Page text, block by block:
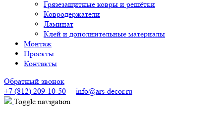
Грязезащитные ковры и решётки
Ковродержатели
Ламинат
Клей и дополнительные материалы
Монтаж
Проекты
Контакты
Обратный звонок
+7 (812) 209-10-50
info@ars-decor.ru
Toggle navigation